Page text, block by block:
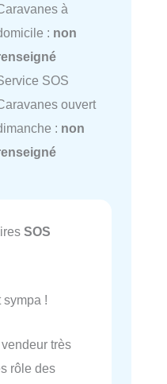
à
: non
SOS
ouvert
: non
SOS
sympa !
très
rôle des